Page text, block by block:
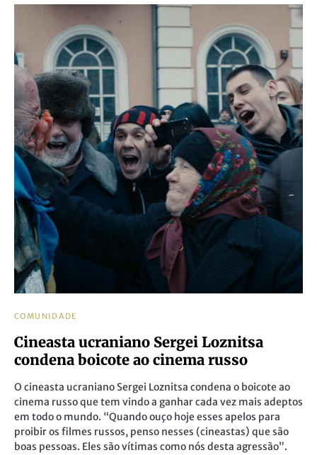
COMUNIDADE
Cineasta ucraniano Sergei Loznitsa
condena boicote ao cinema russo
O cineasta ucraniano Sergei Loznitsa condena o boicote ao
cinema russo que tem vindo a ganhar cada vez mais adeptos
em todo o mundo. “Quando ouço hoje esses apelos para
proibir os filmes russos, penso nesses (cineastas) que são
boas pessoas. Eles são vítimas como nós desta agressão”.